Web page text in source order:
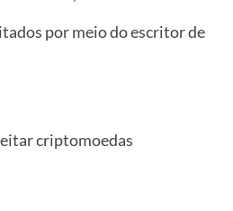
por meio do escritor de
criptomoedas